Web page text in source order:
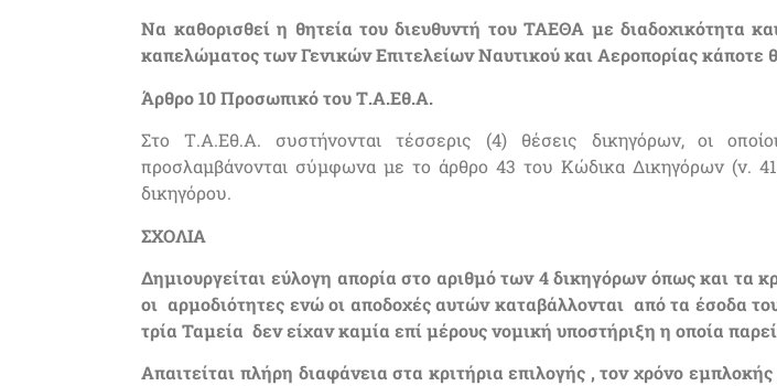
Να καθορισθεί η θητεία του διευθυντή του ΤΑΕΘΑ με διαδοχικότητα
καπελώματος των Γενικών Επιτελείων Ναυτικού και Αεροπορίας κάποτε
Άρθρο 10 Προσωπικό του Τ.Α.Εθ.Α.
Στο Τ.Α.Εθ.Α. συστήνονται τέσσερις (4) θέσεις δικηγόρων, οι
προσλαμβάνονται σύμφωνα με το άρθρο 43 του Κώδικα Δικηγόρων (ν.
δικηγόρου.
ΣΧΟΛΙΑ
Δημιουργείται εύλογη απορία στο αριθμό των 4 δικηγόρων όπως και τα
οι αρμοδιότητες ενώ οι αποδοχές αυτών καταβάλλονται από τα έσοδα
τρία Ταμεία δεν είχαν καμία επί μέρους νομική υποστήριξη η οποία
Απαιτείται πλήρη διαφάνεια στα κριτήρια επιλογής , τον χρόνο